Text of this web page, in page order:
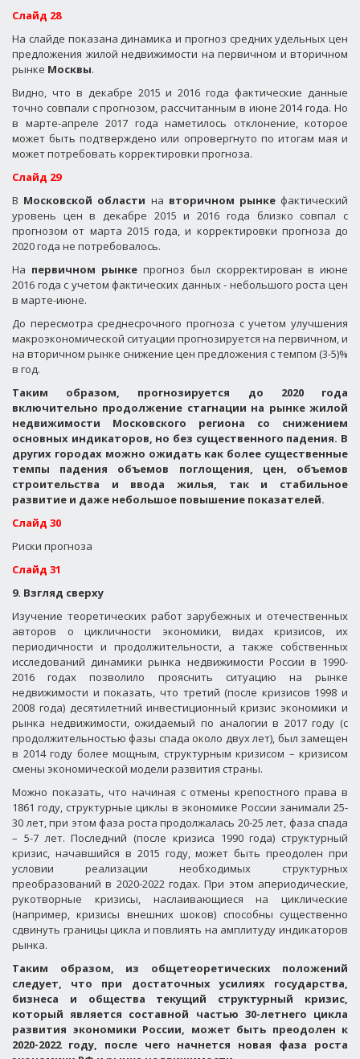
Слайд 28
На слайде показана динамика и прогноз средних удельных цен
предложения жилой недвижимости на первичном и вторичном
рынке Москвы.
Видно, что в декабре 2015 и 2016 года фактические данные
точно совпали с прогнозом, рассчитанным в июне 2014 года. Но
в марте-апреле 2017 года наметилось отклонение, которое
может быть подтверждено или опровергнуто по итогам мая и
может потребовать корректировки прогноза.
Слайд 29
В Московской области на вторичном рынкефактический
уровень цен в декабре 2015 и 2016 года близко совпал с
прогнозом от марта 2015 года, и корректировки прогноза до
2020 года не потребовалось.
На первичном рынке прогноз был скорректирован в июне
2016 года с учетом фактических данных - небольшого роста цен
в марте-июне.
До пересмотра среднесрочного прогноза с учетом улучшения
макроэкономической ситуации прогнозируется на первичном, и
на вторичном рынке снижение цен предложения с темпом (3-5)%
в год.
Таким образом, прогнозируется до 2020 года
включительно продолжение стагнации на рынке жилой
недвижимости Московского региона со снижением
основных индикаторов, но без существенного падения. В
других городах можно ожидать как более существенные
темпы падения объемов поглощения, цен, объемов
строительства и ввода жилья, так и стабильное
развитие и даже небольшое повышение показателей.
Слайд 30
Риски прогноза
Слайд 31
9. Взгляд сверху
Изучение теоретических работ зарубежных и отечественных
авторов о цикличности экономики, видах кризисов, их
периодичности и продолжительности, а также собственных
исследований динамики рынка недвижимости России в 1990-
2016 годах позволило прояснить ситуацию на рынке
недвижимости и показать, что третий (после кризисов 1998 и
2008 года) десятилетний инвестиционный кризис экономики и
рынка недвижимости, ожидаемый по аналогии в 2017 году (с
продолжительностью фазы спада около двух лет), был замещен
в 2014 году более мощным, структурным кризисом – кризисом
смены экономической модели развития страны.
Можно показать, что начиная с отмены крепостного права в
1861 году, структурные циклы в экономике России занимали 25-
30 лет, при этом фаза роста продолжалась 20-25 лет, фаза спада
– 5-7 лет. Последний (после кризиса 1990 года) структурный
кризис, начавшийся в 2015 году, может быть преодолен при
условии реализации необходимых структурных
преобразований в 2020-2022 годах. При этом апериодические,
рукотворные кризисы, наслаивающиеся на циклические
(например, кризисы внешних шоков) способны существенно
сдвинуть границы цикла и повлиять на амплитуду индикаторов
рынка.
Таким образом, из общетеоретических положений
следует, что при достаточных усилиях государства,
бизнеса и общества текущий структурный кризис,
который является составной частью 30-летнего цикла
развития экономики России, может быть преодолен к
2020-2022 году, после чего начнется новая фаза роста